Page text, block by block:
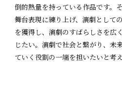
倒的熱量を持っている作品です。
舞台表現に練り上げ、演劇として
を獲得し、演劇のすばらしさを広
じたい。演劇で社会と繋がり、未
ていく役割の一端を担いたいと考